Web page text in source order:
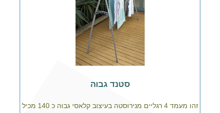
סטנד גבוה
זהו מעמד 4 רגליים מנירוסטה בעיצוב קלאסי גבוה כ 140 מכיל